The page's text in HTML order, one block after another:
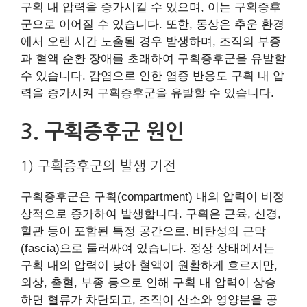
구획 내 압력을 증가시킬 수 있으며, 이는 구획증후
군으로 이어질 수 있습니다. 또한, 동상은 추운 환경
에서 오랜 시간 노출될 경우 발생하며, 조직의 부종
과 혈액 순환 장애를 초래하여 구획증후군을 유발할
수 있습니다. 감염으로 인한 염증 반응도 구획 내 압
력을 증가시켜 구획증후군을 유발할 수 있습니다.
3. 구획증후군 원인
1) 구획증후군의 발생 기전
구획증후군은 구획(compartment) 내의 압력이 비정
상적으로 증가하여 발생합니다. 구획은 근육, 신경,
혈관 등이 포함된 특정 공간으로, 비탄성의 근막
(fascia)으로 둘러싸여 있습니다. 정상 상태에서는
구획 내의 압력이 낮아 혈액이 원활하게 흐르지만,
외상, 출혈, 부종 등으로 인해 구획 내 압력이 상승
하면 혈류가 차단되고, 조직이 산소와 영양분을 공